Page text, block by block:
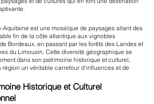
Aquitaine est une mosaïque de paysages allant des
fin de la côte atlantique aux vignobles
Bordeaux, en passant par les forêts des Landes et
du Limousin. Cette diversité géographique se
dans son patrimoine historique et culturel,
région un véritable carrefour d'influences et de
Historique et Culturel